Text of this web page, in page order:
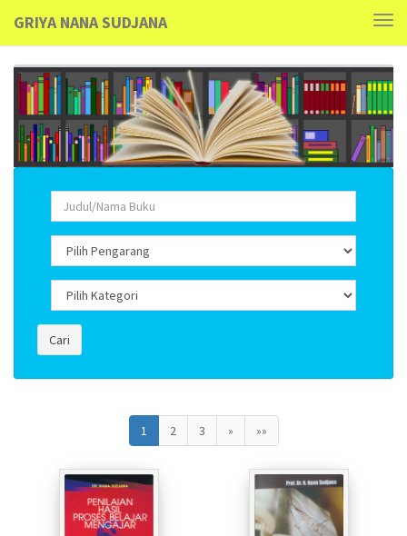
GRIYA NANA SUDJANA
Cari
1 2 3 » »»